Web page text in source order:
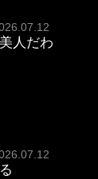
人だわ